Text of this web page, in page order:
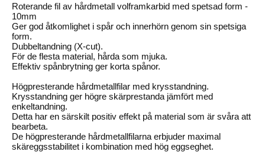
Roterande fil av hårdmetall volframkarbid med spetsad form -
10mm
Ger god åtkomlighet i spår och innerhörn genom sin spetsiga
form.
Dubbeltandning (X-cut).
För de flesta material, hårda som mjuka.
Effektiv spånbrytning ger korta spånor.
Högpresterande hårdmetallfilar med krysstandning.
Krysstandning ger högre skärprestanda jämfört med
enkeltandning.
Detta har en särskilt positiv effekt på material som är svåra att
bearbeta.
De högpresterande hårdmetallfilarna erbjuder maximal
skäreggsstabilitet i kombination med hög eggseghet.